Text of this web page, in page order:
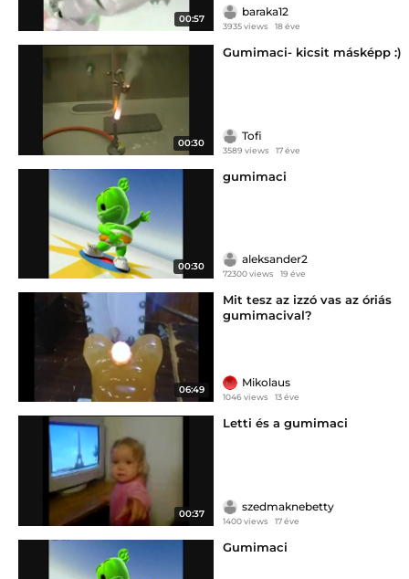
00:57
baraka12
3935 views 18 éve
00:30
Gumimaci- kicsit másképp :)
Tofi
3589 views 17 éve
00:30
gumimaci
aleksander2
72300 views 19 éve
06:49
Mit tesz az izzó vas az óriás
gumimacival?
Mikolaus
1046 views 13 éve
00:37
Letti és a gumimaci
szedmaknebetty
1400 views 17 éve
Gumimaci